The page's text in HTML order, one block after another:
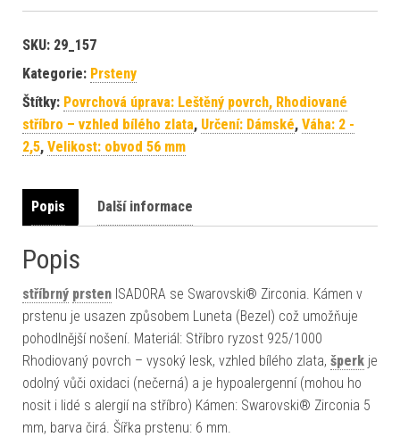
SKU: 29_157
Kategorie: Prsteny
Štítky: Povrchová úprava: Leštěný povrch, Rhodiované
stříbro – vzhled bílého zlata, Určení: Dámské, Váha: 2 -
2,5, Velikost: obvod 56 mm
Popis Další informace
Popis
stříbrný prsten ISADORA se Swarovski® Zirconia. Kámen v
prstenu je usazen způsobem Luneta (Bezel) což umožňuje
pohodlnější nošení. Materiál: Stříbro ryzost 925/1000
Rhodiovaný povrch – vysoký lesk, vzhled bílého zlata, šperk je
odolný vůči oxidaci (nečerná) a je hypoalergenní (mohou ho
nosit i lidé s alergií na stříbro) Kámen: Swarovski® Zirconia 5
mm, barva čirá. Šířka prstenu: 6 mm.